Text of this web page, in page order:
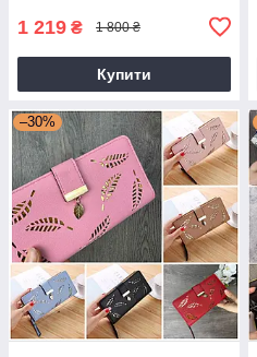
1 219 ₴ 1 800 ₴
Купити
–30%